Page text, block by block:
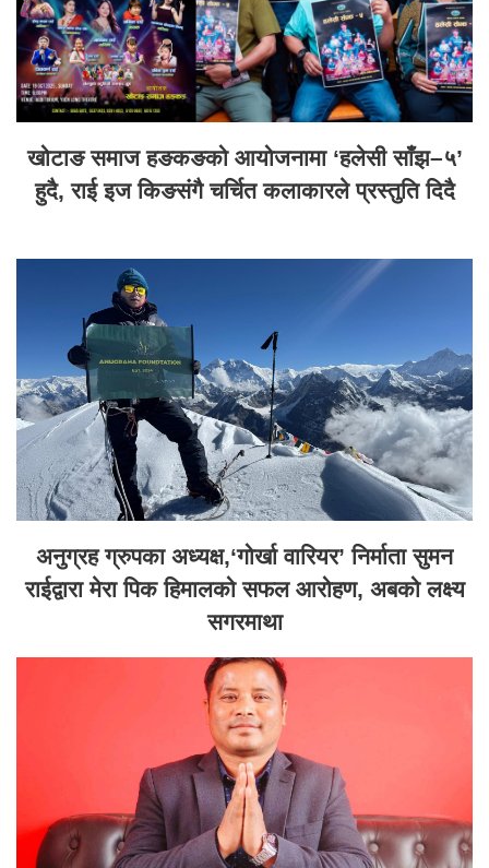
खोटाङ समाज हङकङको आयोजनामा ‘हलेसी साँझ–५’
हुदै, राई इज किङसंगै चर्चित कलाकारले प्रस्तुति दिदै
अनुग्रह ग्रुपका अध्यक्ष,‘गोर्खा वारियर’ निर्माता सुमन
राईद्वारा मेरा पिक हिमालको सफल आरोहण, अबको लक्ष्य
सगरमाथा